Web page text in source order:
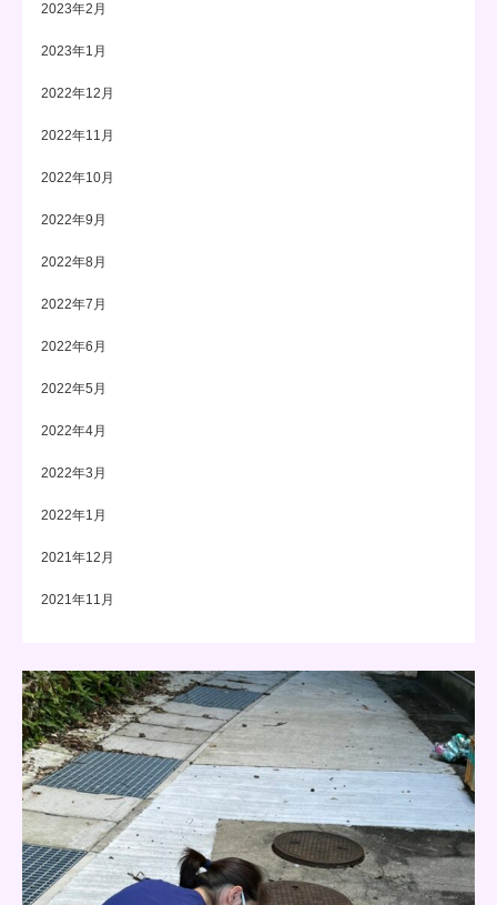
2023年2月
2023年1月
2022年12月
2022年11月
2022年10月
2022年9月
2022年8月
2022年7月
2022年6月
2022年5月
2022年4月
2022年3月
2022年1月
2021年12月
2021年11月